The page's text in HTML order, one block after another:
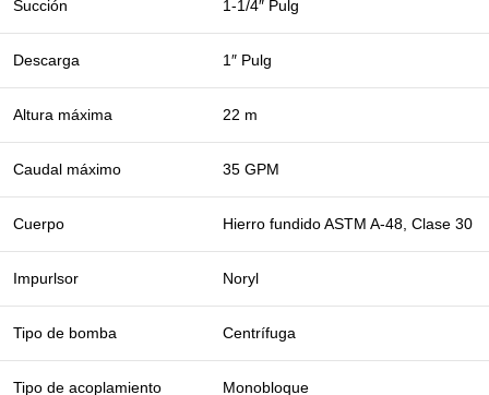
Succión 1-1/4″ Pulg
Descarga 1″ Pulg
Altura máxima 22 m
Caudal máximo 35 GPM
Cuerpo Hierro fundido ASTM A-48, Clase 30
Impurlsor Noryl
Tipo de bomba Centrífuga
Tipo de acoplamiento Monobloque